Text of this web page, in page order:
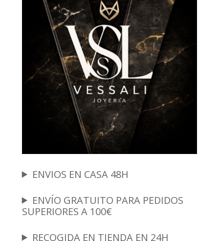
ENVIOS EN CASA 48H
ENVÍO GRATUITO PARA PEDIDOS
SUPERIORES A 100€
RECOGIDA EN TIENDA EN 24H